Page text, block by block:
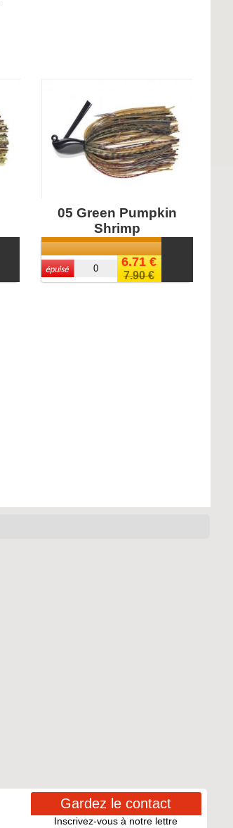
05 Green Pumpkin
Shrimp
6.71 €
7.90 €
Gardez le contact
Inscrivez-vous à notre lettre